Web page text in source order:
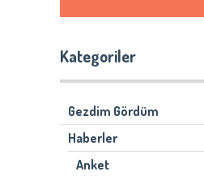
Kategoriler
Gezdim Gördüm
Haberler
Anket